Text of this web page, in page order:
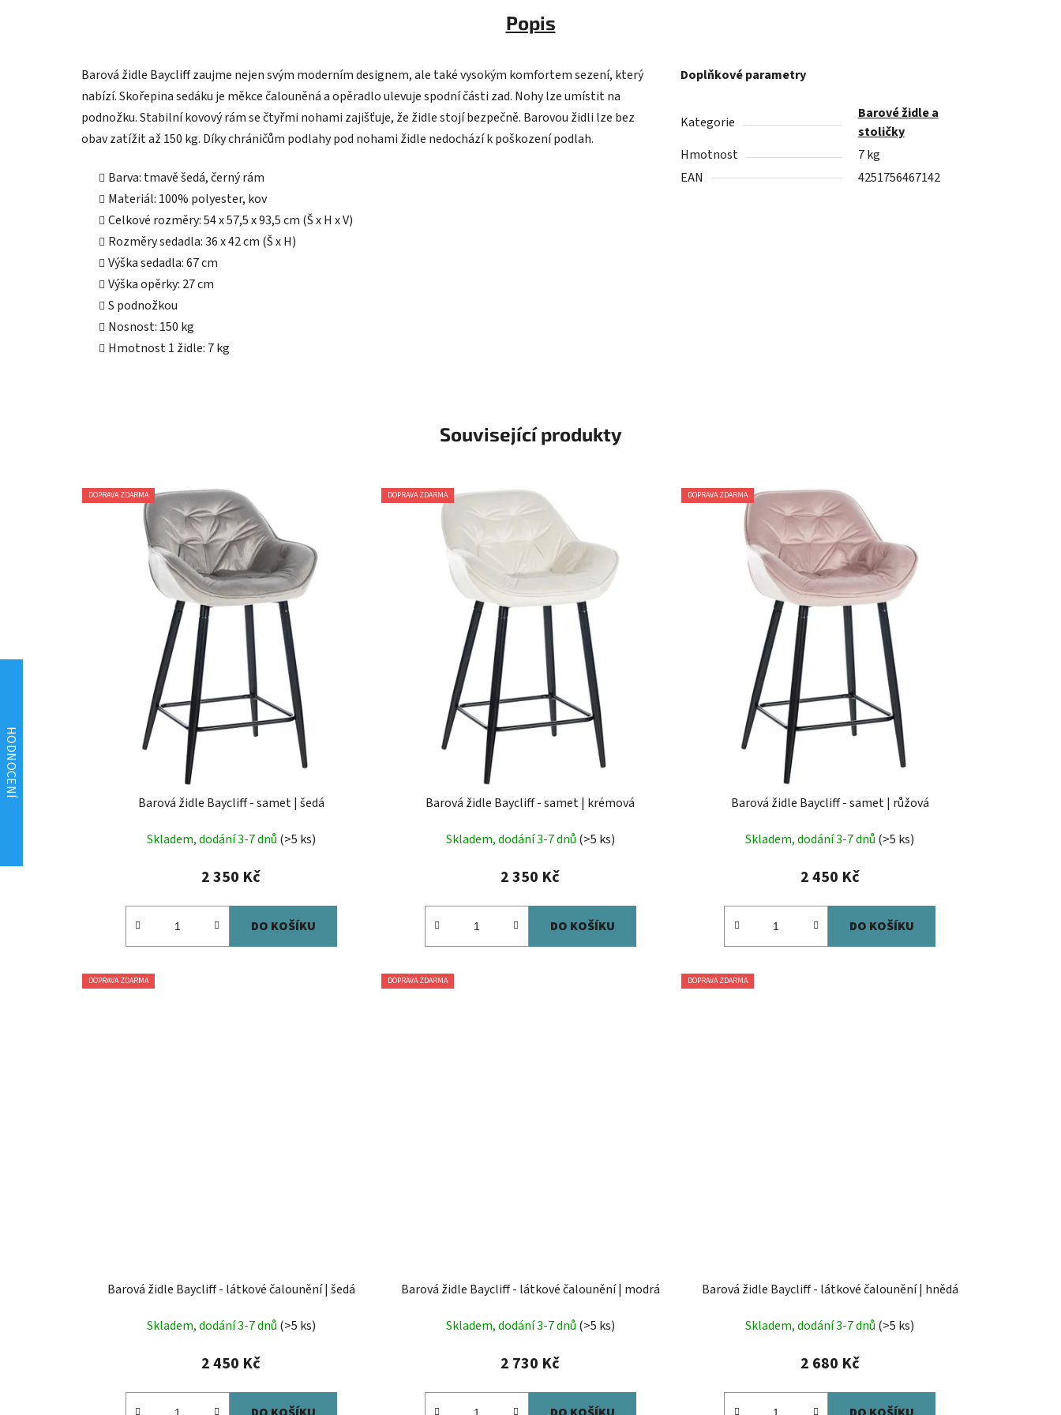
Popis
Barová židle Baycliff zaujme nejen svým moderním designem, ale také vysokým komfortem sezení, který
nabízí. Skořepina sedáku je měkce čalouněná a opěradlo ulevuje spodní části zad. Nohy lze umístit na
podnožku. Stabilní kovový rám se čtyřmi nohami zajišťuje, že židle stojí bezpečně. Barovou židli lze bez
obav zatížit až 150 kg. Díky chráničům podlahy pod nohami židle nedochází k poškození podlah.
Barva: tmavě šedá, černý rám
Materiál: 100% polyester, kov
Celkové rozměry: 54 x 57,5 x 93,5 cm (Š x H x V)
Rozměry sedadla: 36 x 42 cm (Š x H)
Výška sedadla: 67 cm
Výška opěrky: 27 cm
S podnožkou
Nosnost: 150 kg
Hmotnost 1 židle: 7 kg
Doplňkové parametry
Kategorie
Barové židle a
stoličky
Hmotnost
7 kg
EAN
4251756467142
Související produkty
DOPRAVA ZDARMA
Barová židle Baycliff - samet | šedá
Skladem, dodání 3-7 dnů (>5 ks)
2 350 Kč
DO KOŠÍKU
DOPRAVA ZDARMA
Barová židle Baycliff - samet | krémová
Skladem, dodání 3-7 dnů (>5 ks)
2 350 Kč
DO KOŠÍKU
DOPRAVA ZDARMA
Barová židle Baycliff - samet | růžová
Skladem, dodání 3-7 dnů (>5 ks)
2 450 Kč
DO KOŠÍKU
DOPRAVA ZDARMA
Barová židle Baycliff - látkové čalounění | šedá
Skladem, dodání 3-7 dnů (>5 ks)
2 450 Kč
DOPRAVA ZDARMA
Barová židle Baycliff - látkové čalounění | modrá
Skladem, dodání 3-7 dnů (>5 ks)
2 730 Kč
DOPRAVA ZDARMA
Barová židle Baycliff - látkové čalounění | hnědá
Skladem, dodání 3-7 dnů (>5 ks)
2 680 Kč